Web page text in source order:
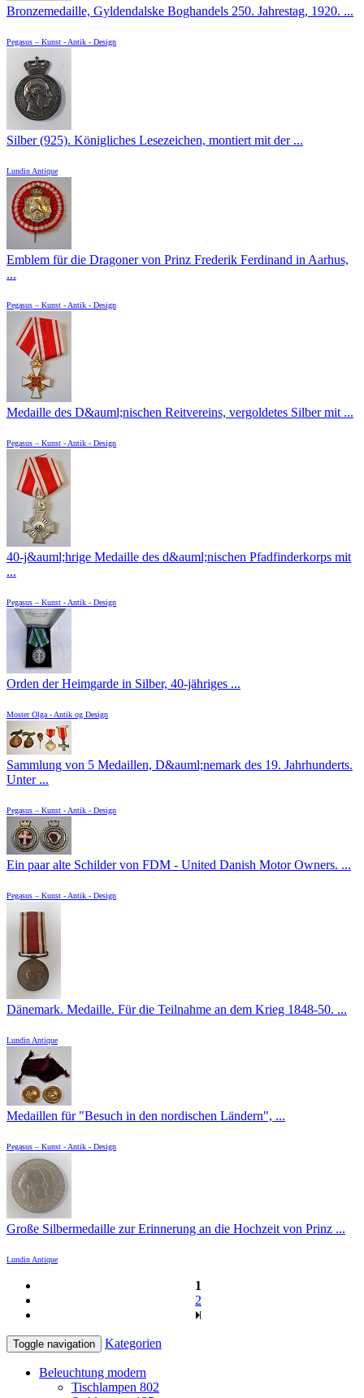
Bronzemedaille, Gyldendalske Boghandels 250. Jahrestag, 1920. ...
Pegasus – Kunst - Antik - Design
Silber (925). Königliches Lesezeichen, montiert mit der ...
Lundin Antique
Emblem für die Dragoner von Prinz Frederik Ferdinand in Aarhus,
...
Pegasus – Kunst - Antik - Design
Medaille des D&auml;nischen Reitvereins, vergoldetes Silber mit ...
Pegasus – Kunst - Antik - Design
40-j&auml;hrige Medaille des d&auml;nischen Pfadfinderkorps mit
...
Pegasus – Kunst - Antik - Design
Orden der Heimgarde in Silber, 40-jähriges ...
Moster Olga - Antik og Design
Sammlung von 5 Medaillen, D&auml;nemark des 19. Jahrhunderts.
Unter ...
Pegasus – Kunst - Antik - Design
Ein paar alte Schilder von FDM - United Danish Motor Owners. ...
Pegasus – Kunst - Antik - Design
Dänemark. Medaille. Für die Teilnahme an dem Krieg 1848-50. ...
Lundin Antique
Medaillen für "Besuch in den nordischen Ländern", ...
Pegasus – Kunst - Antik - Design
Große Silbermedaille zur Erinnerung an die Hochzeit von Prinz ...
Lundin Antique
1
2
Toggle navigation Kategorien
Beleuchtung modern
Tischlampen 802